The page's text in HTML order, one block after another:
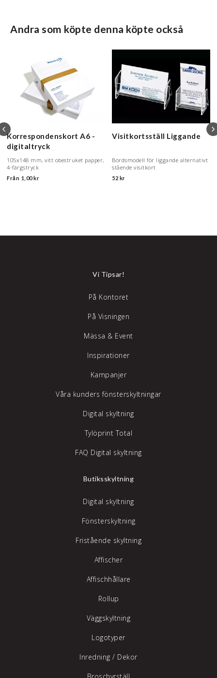
Andra som köpte denna köpte också
Korrespondenskort A6 -
digitaltryck
105x148 mm, vitt obestruket papper,
4-färgstryck
Från 1,00 kr
Visitkortsställ Liggande
Bordsmodell för liggande alternativt
stående visitkort
52 kr
Vi Tipsar!
På Kontoret
På Visningen
Mässa & Event
Inspirationer
Kampanjer
Våra kunders fönsterskyltningar
Digital skyltning
Tylöprint Total
FAQ Digital skyltning
Butiksskyltning
Digital skyltning
Fönsterskyltning
Fristående skyltning
Affischer
Affischhållare
Rollup
Väggskyltning
Logotyper
Inredning / Dekor